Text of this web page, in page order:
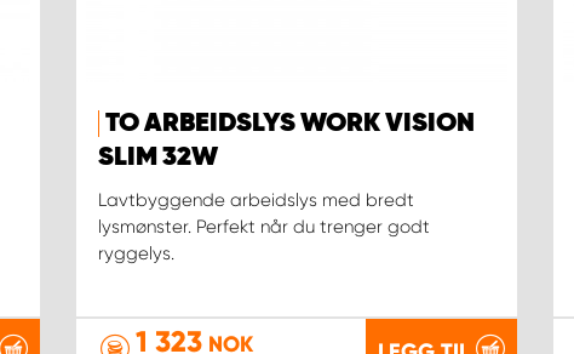
TO ARBEIDSLYS WORK VISION
SLIM 32W
Lavtbyggende arbeidslys med bredt
lysmønster. Perfekt når du trenger godt
ryggelys.
1 323NOK